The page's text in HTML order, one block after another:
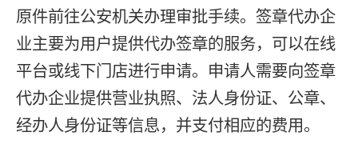
原件前往公安机关办理审批手续。签章代办企
业主要为用户提供代办签章的服务，可以在线
平台或线下门店进行申请。申请人需要向签章
代办企业提供营业执照、法人身份证、公章、
经办人身份证等信息，并支付相应的费用。